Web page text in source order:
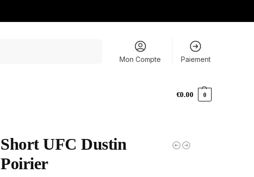
Mon Compte Paiement
€0.00 0
Short UFC Dustin
Poirier